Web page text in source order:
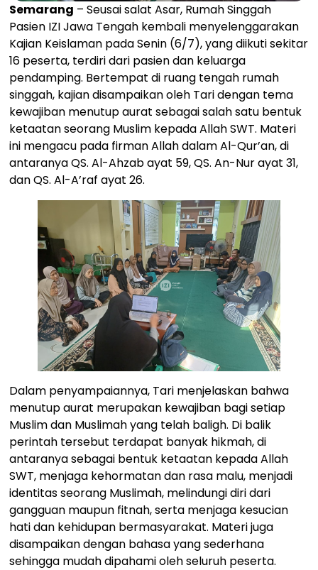
Semarang – Seusai salat Asar, Rumah Singgah
Pasien IZI Jawa Tengah kembali menyelenggarakan
Kajian Keislaman pada Senin (6/7), yang diikuti sekitar
16 peserta, terdiri dari pasien dan keluarga
pendamping. Bertempat di ruang tengah rumah
singgah, kajian disampaikan oleh Tari dengan tema
kewajiban menutup aurat sebagai salah satu bentuk
ketaatan seorang Muslim kepada Allah SWT. Materi
ini mengacu pada firman Allah dalam Al-Qur’an, di
antaranya QS. Al-Ahzab ayat 59, QS. An-Nur ayat 31,
dan QS. Al-A’raf ayat 26.
Dalam penyampaiannya, Tari menjelaskan bahwa
menutup aurat merupakan kewajiban bagi setiap
Muslim dan Muslimah yang telah baligh. Di balik
perintah tersebut terdapat banyak hikmah, di
antaranya sebagai bentuk ketaatan kepada Allah
SWT, menjaga kehormatan dan rasa malu, menjadi
identitas seorang Muslimah, melindungi diri dari
gangguan maupun fitnah, serta menjaga kesucian
hati dan kehidupan bermasyarakat. Materi juga
disampaikan dengan bahasa yang sederhana
sehingga mudah dipahami oleh seluruh peserta.